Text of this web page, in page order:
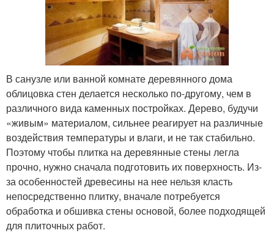
В санузле или ванной комнате деревянного дома
облицовка стен делается несколько по-другому, чем в
различного вида каменных постройках. Дерево, будучи
«живым» материалом, сильнее реагирует на различные
воздействия температуры и влаги, и не так стабильно.
Поэтому чтобы плитка на деревянные стены легла
прочно, нужно сначала подготовить их поверхность. Из-
за особенностей древесины на нее нельзя класть
непосредственно плитку, вначале потребуется
обработка и обшивка стены основой, более подходящей
для плиточных работ.